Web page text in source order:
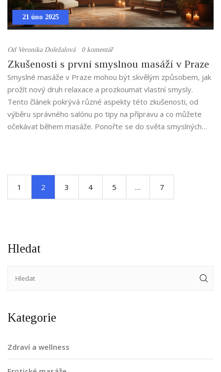
21 úno 2025
Od Veronika Doležalová 0 komentář
Zkušenosti s první smyslnou masáží v Praze
Smyslné masáže v Praze mohou být skvělým způsobem, jak
prožít nový druh relaxace a prozkoumat vlastní smysly.
Tento článek pokrývá různé aspekty této zkušenosti, od
výběru správného salónu po tipy na přípravu a co můžete
očekávat během masáže. Ponořte se do světa smyslných
1 2 3 4 5 … 7
Hledat
Kategorie
Zdraví a wellness